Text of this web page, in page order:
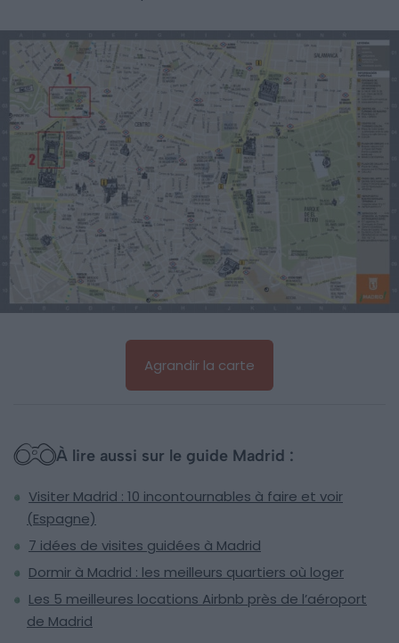
Agrandir la carte
À lire aussi sur le guide Madrid :
Visiter Madrid : 10 incontournables à faire et voir
(Espagne)
7 idées de visites guidées à Madrid
Dormir à Madrid : les meilleurs quartiers où loger
Les 5 meilleures locations Airbnb près de l’aéroport
de Madrid